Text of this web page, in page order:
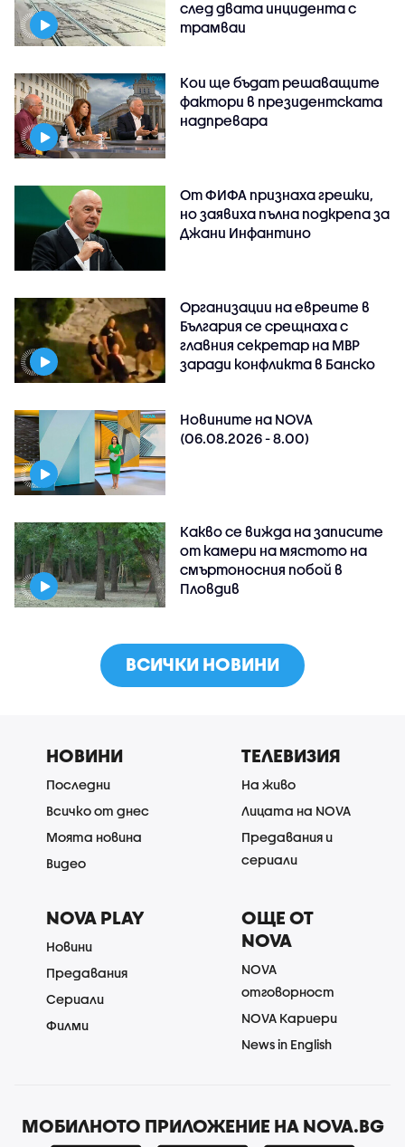
след двата инцидента с
трамваи
Кои ще бъдат решаващите
фактори в президентската
надпревара
От ФИФА признаха грешки,
но заявиха пълна подкрепа за
Джани Инфантино
Организации на евреите в
България се срещнаха с
главния секретар на МВР
заради конфликта в Банско
Новините на NOVA
(06.08.2026 - 8.00)
Какво се вижда на записите
от камери на мястото на
смъртоносния побой в
Пловдив
ВСИЧКИ НОВИНИ
НОВИНИ
Последни
Всичко от днес
Моята новина
Видео
ТЕЛЕВИЗИЯ
На живо
Лицата на NOVA
Предавания и
сериали
NOVA PLAY
Новини
Предавания
Сериали
Филми
ОЩЕ ОТ
NOVA
NOVA
отговорност
NOVA Кариери
News in English
МОБИЛНОТО ПРИЛОЖЕНИЕ НА NOVA.BG